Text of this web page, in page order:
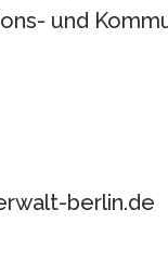
und
berlin.de